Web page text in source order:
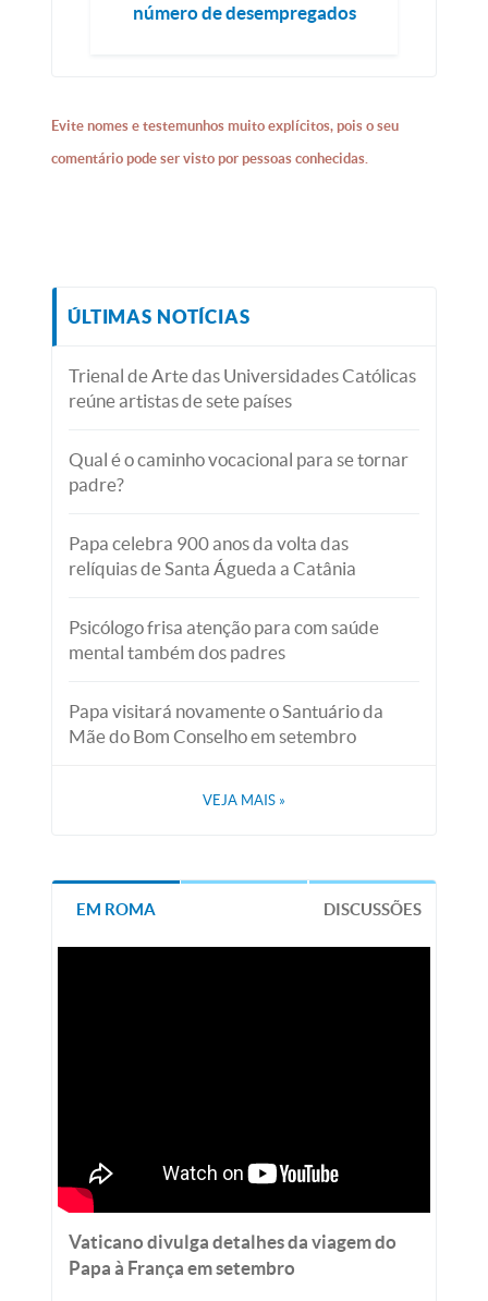
número de desempregados
Evite nomes e testemunhos muito explícitos, pois o seu
comentário pode ser visto por pessoas conhecidas.
ÚLTIMAS NOTÍCIAS
Trienal de Arte das Universidades Católicas
reúne artistas de sete países
Qual é o caminho vocacional para se tornar
padre?
Papa celebra 900 anos da volta das
relíquias de Santa Águeda a Catânia
Psicólogo frisa atenção para com saúde
mental também dos padres
Papa visitará novamente o Santuário da
Mãe do Bom Conselho em setembro
VEJA MAIS »
EM ROMA DISCUSSÕES
Vaticano divulga detalhes da viagem do
Papa à França em setembro